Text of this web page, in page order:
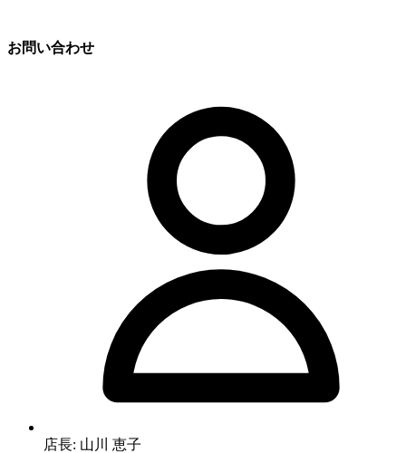
お問い合わせ
店長: 山川 恵子